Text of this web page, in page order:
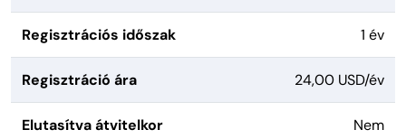
Regisztrációs időszak 1 év
Regisztráció ára 24,00 USD/év
Elutasítva átvitelkor Nem